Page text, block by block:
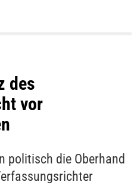
des
vor
politisch die Oberhand